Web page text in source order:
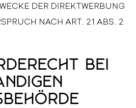
DER DIREKTWERBUNG
NACH ART. 21 ABS. 2
bei